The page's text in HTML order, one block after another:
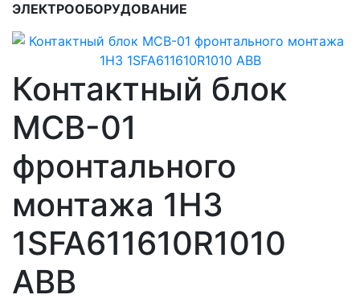
ЭЛЕКТРООБОРУДОВАНИЕ
Контактный блок
MCB-01
фронтального
монтажа 1НЗ
1SFA611610R1010
ABB